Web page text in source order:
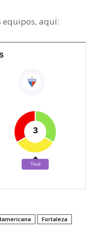
equipos, aquí:
Fortaleza